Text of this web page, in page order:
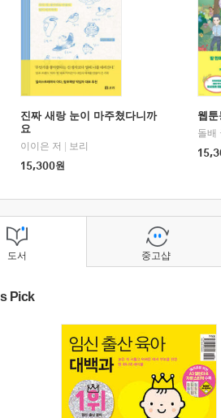
진짜 새랑 눈이 마주쳤다니까
요
이이은 저
보리
15,300원
웹
돌배
도서
Pick
중고샵